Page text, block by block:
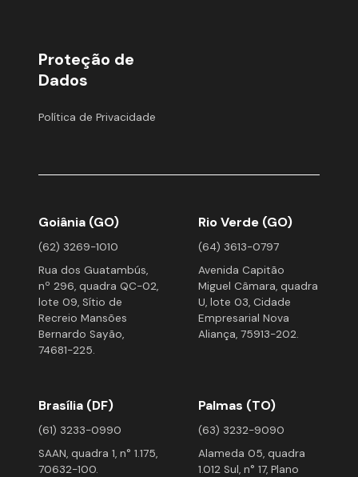
Proteção de
Dados
Política de Privacidade
Goiânia (GO)
(62) 3269-1010
Rua dos Guatambús,
nº 296, quadra QC-02,
lote 09, Sítio de
Recreio Mansões
Bernardo Sayão,
74681-225.
Rio Verde (GO)
(64) 3613-0797
Avenida Capitão
Miguel Câmara, quadra
U, lote 03, Cidade
Empresarial Nova
Aliança, 75913-202.
Brasília (DF)
(61) 3233-0990
SAAN, quadra 1, n° 1.175,
70632-100.
Palmas (TO)
(63) 3232-9090
Alameda 05, quadra
1.012 Sul, n° 17, Plano